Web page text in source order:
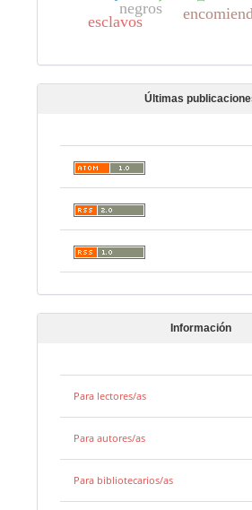
negros
esclavos
Últimas
Información
Para lectores/as
Para autores/as
Para bibliotecarios/as